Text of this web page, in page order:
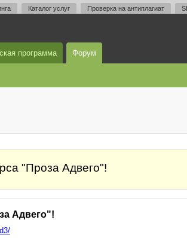
Каталог услуг Проверка на антиплагиат
программа Форум
"Проза Адвего"!
Адвего"!